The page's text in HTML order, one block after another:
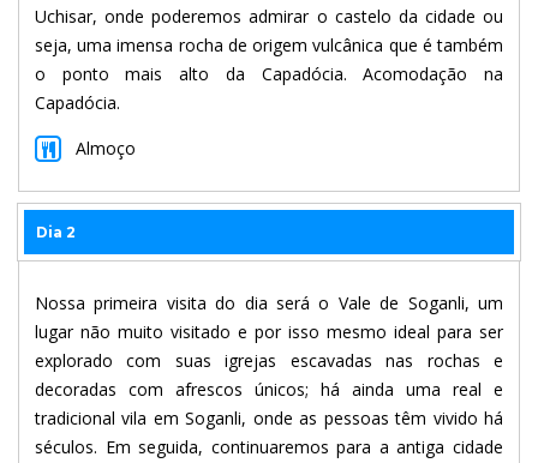
Uchisar, onde poderemos admirar o castelo da cidade ou
seja, uma imensa rocha de origem vulcânica que é também
o ponto mais alto da Capadócia. Acomodação na
Capadócia.
Almoço
Dia 2
Nossa primeira visita do dia será o Vale de Soganli, um
lugar não muito visitado e por isso mesmo ideal para ser
explorado com suas igrejas escavadas nas rochas e
decoradas com afrescos únicos; há ainda uma real e
tradicional vila em Soganli, onde as pessoas têm vivido há
séculos. Em seguida, continuaremos para a antiga cidade